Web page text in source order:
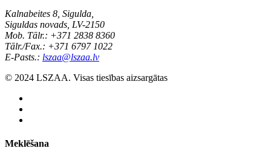
Kalnabeites 8, Sigulda,
Siguldas novads, LV-2150
Mob. Tālr.: +371 2838 8360
Tālr./Fax.: +371 6797 1022
E-Pasts.: lszaa@lszaa.lv
© 2024 LSZAA. Visas tiesības aizsargātas
Meklēšana